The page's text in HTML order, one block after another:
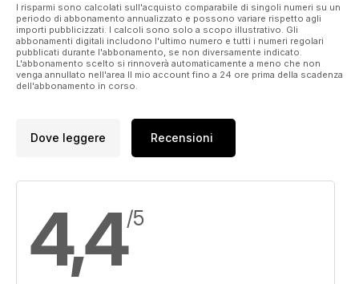
I risparmi sono calcolati sull'acquisto comparabile di singoli numeri su un
periodo di abbonamento annualizzato e possono variare rispetto agli
importi pubblicizzati. I calcoli sono solo a scopo illustrativo. Gli
abbonamenti digitali includono l'ultimo numero e tutti i numeri regolari
pubblicati durante l'abbonamento, se non diversamente indicato.
L'abbonamento scelto si rinnoverà automaticamente a meno che non
venga annullato nell'area Il mio account fino a 24 ore prima della scadenza
dell'abbonamento in corso.
Dove leggere Recensioni
4,4/5